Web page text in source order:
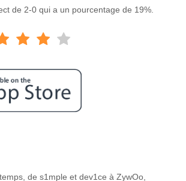
de 2-0 qui a un pourcentage de 19%.
de s1mple et dev1ce à ZywOo,